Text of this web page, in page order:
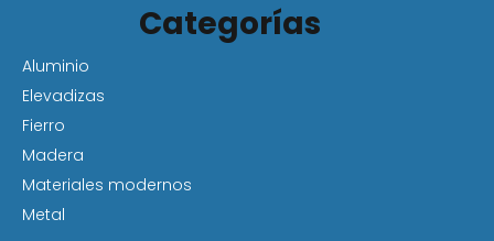
Categorías
Aluminio
Elevadizas
Fierro
Madera
Materiales modernos
Metal